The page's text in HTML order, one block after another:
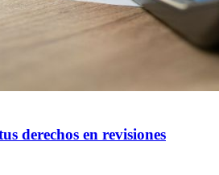
derechos en revisiones